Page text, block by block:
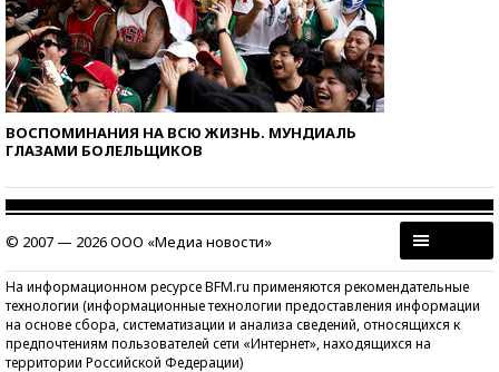
ВОСПОМИНАНИЯ НА ВСЮ ЖИЗНЬ. МУНДИАЛЬ
ГЛАЗАМИ БОЛЕЛЬЩИКОВ
© 2007 — 2026 ООО «Медиа новости»
На информационном ресурсе BFM.ru применяются рекомендательные
технологии (информационные технологии предоставления информации
на основе сбора, систематизации и анализа сведений, относящихся к
предпочтениям пользователей сети «Интернет», находящихся на
территории Российской Федерации)